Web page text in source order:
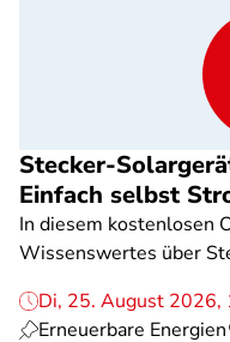
Stecker-
Einfach selbst
In diesem kostenlosen
Wissenswertes über
Di, 25. August
Erneuerbare Energien